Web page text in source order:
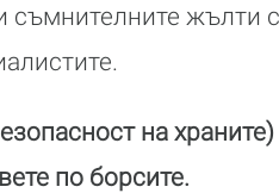
съмнителните жълти
на
по борсите.